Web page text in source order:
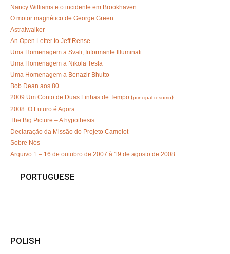
Nancy Williams e o incidente em Brookhaven
O motor magnético de George Green
Astralwalker
An Open Letter to Jeff Rense
Uma Homenagem a Svali, Informante Illuminati
Uma Homenagem a Nikola Tesla
Uma Homenagem a Benazir Bhutto
Bob Dean aos 80
2009 Um Conto de Duas Linhas de Tempo (principal resumo)
2008: O Futuro é Agora
The Big Picture – A hypothesis
Declaração da Missão do Projeto Camelot
Sobre Nós
Arquivo 1 – 16 de outubro de 2007 à 19 de agosto de 2008
PORTUGUESE
POLISH